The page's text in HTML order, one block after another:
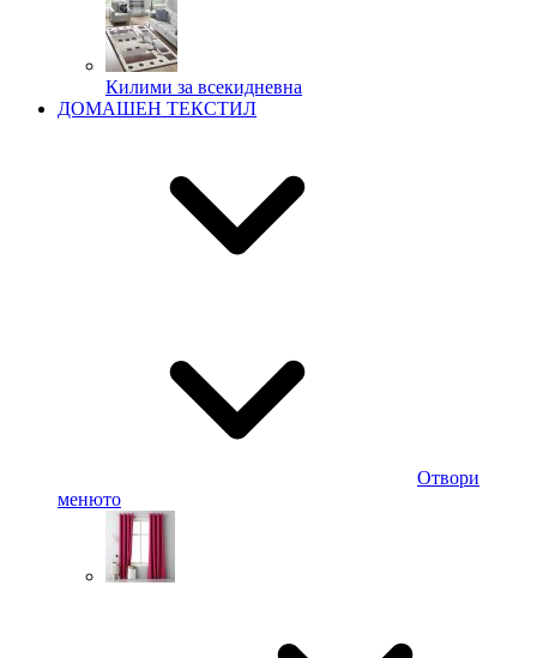
Килими за всекидневна
ДОМАШЕН ТЕКСТИЛ
Отвори
менюто